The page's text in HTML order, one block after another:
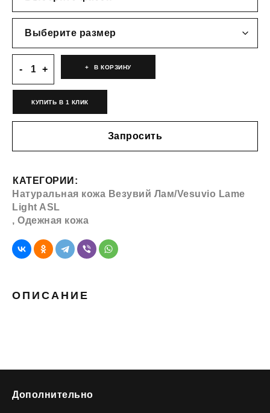
В КОРЗИНУ
КУПИТЬ В 1 КЛИК
Запросить
КАТЕГОРИИ:
Натуральная кожа Везувий Лам/Vesuvio Lame
Light ASL
, Одежная кожа
ОПИСАНИЕ
Дополнительно